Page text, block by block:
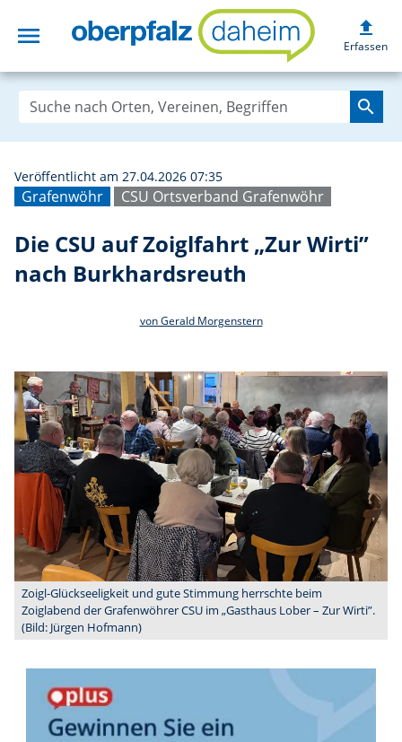
menu Die CSU auf
upload
Erfassen
search
Grafenwöhr CSU Ortsverband Grafenwöhr
Veröffentlicht am 27.04.2026 07:35
Die CSU auf Zoiglfahrt „Zur Wirti”
nach Burkhardsreuth
von Gerald Morgenstern
Zoigl-Glückseeligkeit und gute Stimmung herrschte beim
Zoiglabend der Grafenwöhrer CSU im „Gasthaus Lober – Zur Wirti”.
(Bild: Jürgen Hofmann)